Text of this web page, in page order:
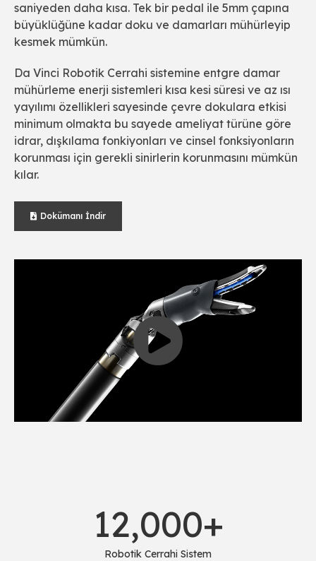
saniyeden daha kısa. Tek bir pedal ile 5mm çapına
büyüklüğüne kadar doku ve damarları mühürleyip
kesmek mümkün.
Da Vinci Robotik Cerrahi sistemine entgre damar
mühürleme enerji sistemleri kısa kesi süresi ve az ısı
yayılımı özellikleri sayesinde çevre dokulara etkisi
minimum olmakta bu sayede ameliyat türüne göre
idrar, dışkılama fonkiyonları ve cinsel fonksiyonların
korunması için gerekli sinirlerin korunmasını mümkün
kılar.
Dokümanı İndir
Robotik Cerrahi Sistem
12,000+